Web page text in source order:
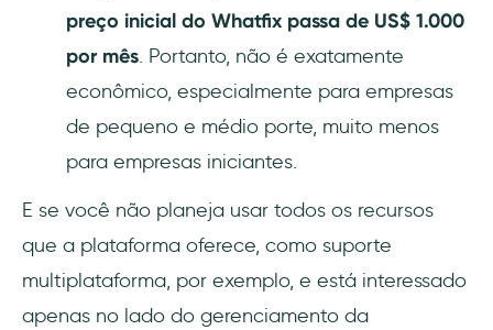
preço inicial do Whatfix passa de US$ 1.000
por mês. Portanto, não é exatamente
econômico, especialmente para empresas
de pequeno e médio porte, muito menos
para empresas iniciantes.
E se você não planeja usar todos os recursos
que a plataforma oferece, como suporte
multiplataforma, por exemplo, e está interessado
apenas no lado do gerenciamento da